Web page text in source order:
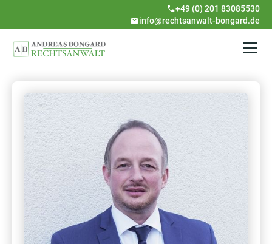
+49 (0) 201 83085530
info@rechtsanwalt-bongard.de